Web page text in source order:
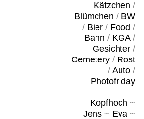
Kätzchen /
Blümchen / BW
/ Bier/ Food /
Bahn / KGA/
Gesichter/
Cemetery/ Rost
/ Auto/
Photofriday
Kopfhoch ~
Jens~ Eva~